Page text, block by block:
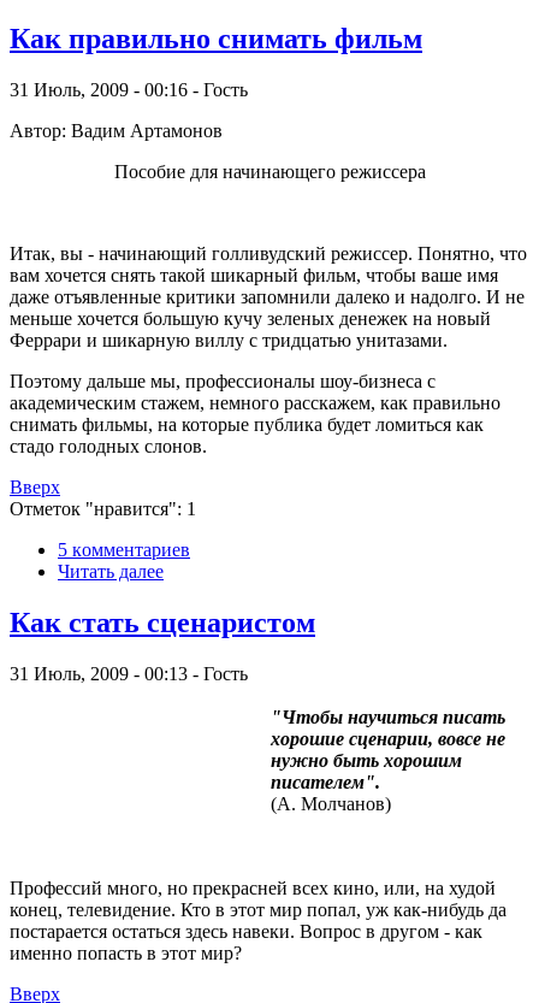
Как правильно снимать фильм
31 Июль, 2009 - 00:16 - Гость
Автор: Вадим Артамонов
Пособие для начинающего режиссера
Итак, вы - начинающий голливудский режиссер. Понятно, что
вам хочется снять такой шикарный фильм, чтобы ваше имя
даже отъявленные критики запомнили далеко и надолго. И не
меньше хочется большую кучу зеленых денежек на новый
Феррари и шикарную виллу с тридцатью унитазами.
Поэтому дальше мы, профессионалы шоу-бизнеса с
академическим стажем, немного расскажем, как правильно
снимать фильмы, на которые публика будет ломиться как
стадо голодных слонов.
Вверх
Отметок "нравится": 1
5 кoммeнтаpиев
Читать далее
Как стать сценаристом
31 Июль, 2009 - 00:13 - Гость
"Чтобы научиться писать
хорошие сценарии, вовсе не
нужно быть хорошим
писателем".
(А. Молчанов)
Профессий много, но прекрасней всех кино, или, на худой
конец, телевидение. Кто в этот мир попал, уж как-нибудь да
постарается остаться здесь навеки. Вопрос в другом - как
именно попасть в этот мир?
Вверх